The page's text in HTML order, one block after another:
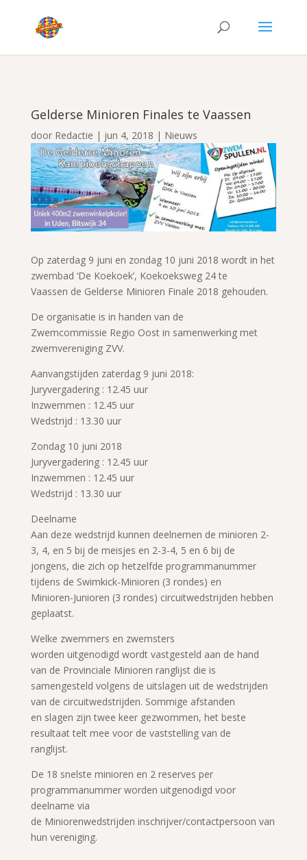
Gelderse Minioren Finales te Vaassen
door Redactie | jun 4, 2018 | Nieuws
Op zaterdag 9 juni en zondag 10 juni 2018 wordt in het
zwembad ‘De Koekoek’, Koekoeksweg 24 te
Vaassen de Gelderse Minioren Finale 2018 gehouden.
De organisatie is in handen van de
Zwemcommissie Regio Oost in samenwerking met
zwemvereniging ZVV.
Aanvangstijden zaterdag 9 juni 2018:
Juryvergadering : 12.45 uur
Inzwemmen : 12.45 uur
Wedstrijd : 13.30 uur
Zondag 10 juni 2018
Juryvergadering : 12.45 uur
Inzwemmen : 12.45 uur
Wedstrijd : 13.30 uur
Deelname
Aan deze wedstrijd kunnen deelnemen de minioren 2-
3, 4, en 5 bij de meisjes en 2-3-4, 5 en 6 bij de
jongens, die zich op hetzelfde programmanummer
tijdens de Swimkick-Minioren (3 rondes) en
Minioren-Junioren (3 rondes) circuitwedstrijden hebben
geplaatst.
Welke zwemmers en zwemsters
worden uitgenodigd wordt vastgesteld aan de hand
van de Provinciale Minioren ranglijst die is
samengesteld volgens de uitslagen uit de wedstrijden
van de circuitwedstrijden. Sommige afstanden
en slagen zijn twee keer gezwommen, het beste
resultaat telt mee voor de vaststelling van de
ranglijst.
De 18 snelste minioren en 2 reserves per
programmanummer worden uitgenodigd voor
deelname via
de Miniorenwedstrijden inschrijver/contactpersoon van
hun vereniging.